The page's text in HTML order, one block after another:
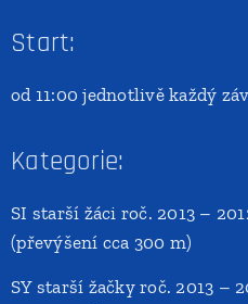
Start:
od 11:00 jednotlivě každý
Kategorie:
SI starší žáci roč. 2013
(převýšení cca 300 m)
SY starší žačky roč.